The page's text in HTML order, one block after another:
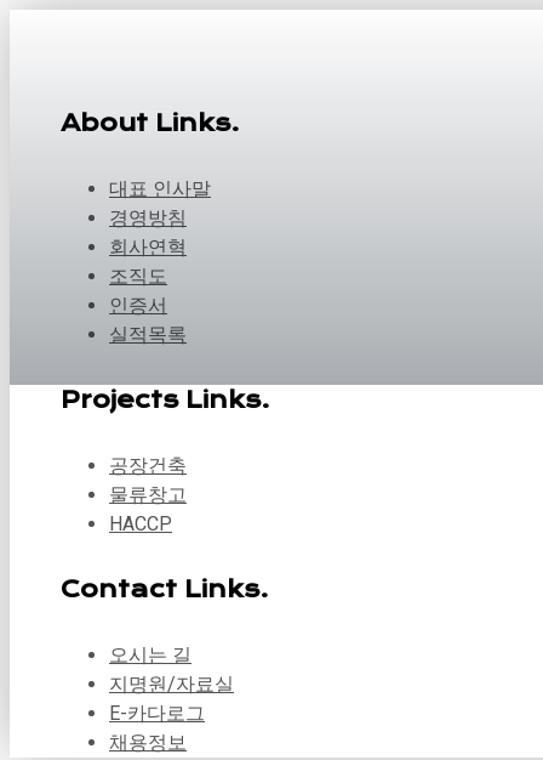
About Links.
대표 인사말
경영방침
회사연혁
조직도
인증서
실적목록
Projects Links.
공장건축
물류창고
HACCP
Contact Links.
오시는 길
지명원/자료실
E-카다로그
채용정보